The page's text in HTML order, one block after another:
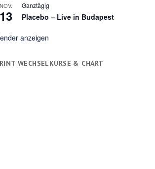
NOV.
13
Ganztägig
Placebo – Live in Budapest
anzeigen
WECHSELKURSE & CHART